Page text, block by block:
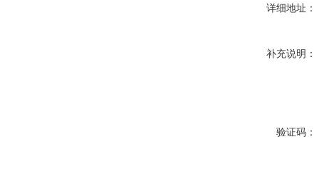
详细地址：
补充说明：
验证码：